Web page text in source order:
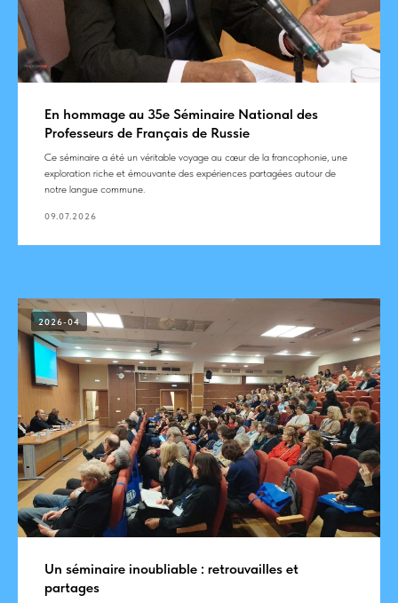
En hommage au 35e Séminaire National des
Professeurs de Français de Russie
Ce séminaire a été un véritable voyage au cœur de la francophonie, une
exploration riche et émouvante des expériences partagées autour de
notre langue commune.
09.07.2026
2026-04
Un séminaire inoubliable : retrouvailles et
partages